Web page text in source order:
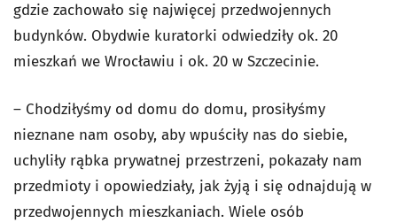
gdzie zachowało się najwięcej przedwojennych
budynków. Obydwie kuratorki odwiedziły ok. 20
mieszkań we Wrocławiu i ok. 20 w Szczecinie.
– Chodziłyśmy od domu do domu, prosiłyśmy
nieznane nam osoby, aby wpuściły nas do siebie,
uchyliły rąbka prywatnej przestrzeni, pokazały nam
przedmioty i opowiedziały, jak żyją i się odnajdują w
przedwojennych mieszkaniach. Wiele osób